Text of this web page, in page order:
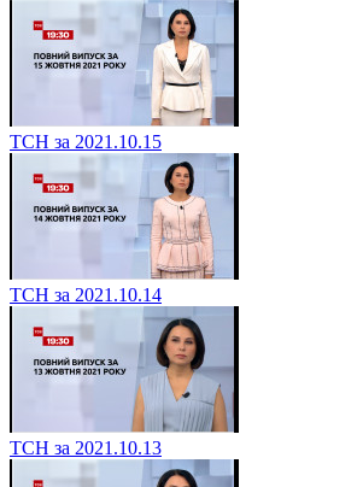
ТСН за 2021.10.15
ТСН за 2021.10.14
ТСН за 2021.10.13